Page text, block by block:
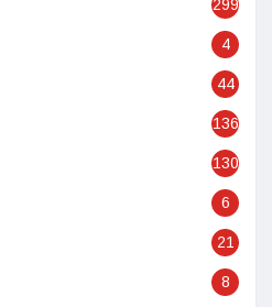
299
4
44
136
130
6
21
8